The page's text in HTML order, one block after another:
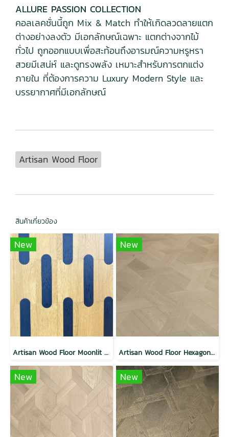
ALLURE PASSION COLLECTION
คอลเลคชั่นนี้ถูก Mix & Match ทำให้เกิดลวดลายแตก
ต่างอย่างลงตัว มีเอกลักษณ์เฉพาะ แตกต่างจากไม้
ทั่วไป ถูกออกแบบเพื่อสะท้อนถึงอารมณ์ความหรูหรา
สวยมีเสน่ห์ และดูทรงพลัง เหมาะสำหรับการตกแต่ง
ภายใน ที่ต้องการความ Luxury Modern Style และ
บรรยากาศที่มีเอกลักษณ์
Artisan Wood Floor
สินค้าเกี่ยวข้อง
New
Artisan Wood Floor Moonlit Passion
New
Artisan Wood Floor Hexagon Glace Weave
New New